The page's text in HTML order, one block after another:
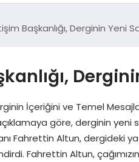
Başkanlığı, Derginin Yeni
İçeriğini ve Temel
göre, derginin
Fahrettin Altun, dergideki
Fahrettin Altun,